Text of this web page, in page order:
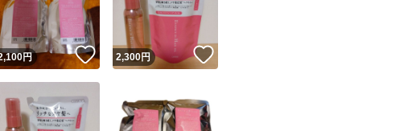
ユーザーの実績について
フリマが定めた一定の基準を満たしたユーザーにバッジを付与しています
引出品者
この商品の情報をコピーします
ね！
円 いいね！
2,300円